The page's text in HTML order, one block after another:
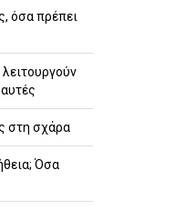
όσα πρέπει
λειτουργούν
αυτές
στη σχάρα
Όσα